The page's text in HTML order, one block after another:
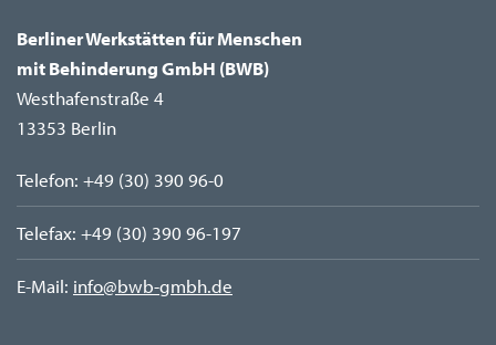
Berliner Werkstätten für Menschen
mit Behinderung GmbH (BWB)
Westhafenstraße 4
13353 Berlin
Telefon: +49 (30) 390 96-0
Telefax: +49 (30) 390 96-197
E-Mail: info@bwb-gmbh.de